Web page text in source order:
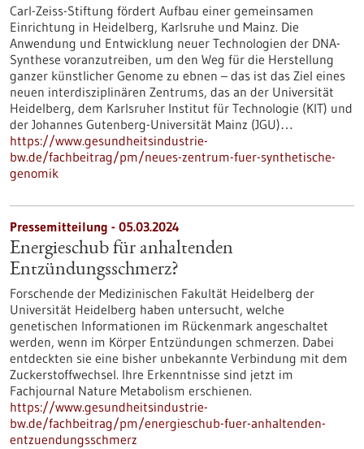
Carl-Zeiss-Stiftung fördert Aufbau einer gemeinsamen
Einrichtung in Heidelberg, Karlsruhe und Mainz. Die
Anwendung und Entwicklung neuer Technologien der DNA-
Synthese voranzutreiben, um den Weg für die Herstellung
ganzer künstlicher Genome zu ebnen – das ist das Ziel eines
neuen interdisziplinären Zentrums, das an der Universität
Heidelberg, dem Karlsruher Institut für Technologie (KIT) und
der Johannes Gutenberg-Universität Mainz (JGU)…
https://www.gesundheitsindustrie-
bw.de/fachbeitrag/pm/neues-zentrum-fuer-synthetische-
genomik
Pressemitteilung - 05.03.2024
Energieschub für anhaltenden
Entzündungsschmerz?
Forschende der Medizinischen Fakultät Heidelberg der
Universität Heidelberg haben untersucht, welche
genetischen Informationen im Rückenmark angeschaltet
werden, wenn im Körper Entzündungen schmerzen. Dabei
entdeckten sie eine bisher unbekannte Verbindung mit dem
Zuckerstoffwechsel. Ihre Erkenntnisse sind jetzt im
Fachjournal Nature Metabolism erschienen.
https://www.gesundheitsindustrie-
bw.de/fachbeitrag/pm/energieschub-fuer-anhaltenden-
entzuendungsschmerz